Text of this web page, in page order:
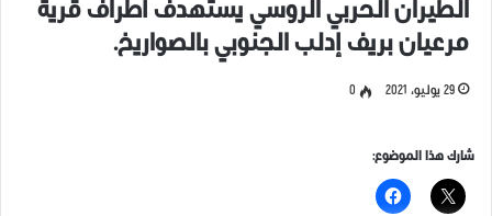
الطيران الحربي الروسي يستهدف أطراف قرية
مرعيان بريف إدلب الجنوبي بالصواريخ.
29 يوليو، 2021 0
شارك هذا الموضوع: